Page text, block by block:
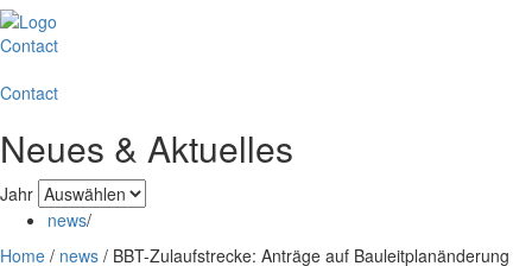
Contact
Contact
Neues & Aktuelles
Jahr
news/
Home / news / BBT-Zulaufstrecke: Anträge auf Bauleitplanänderung